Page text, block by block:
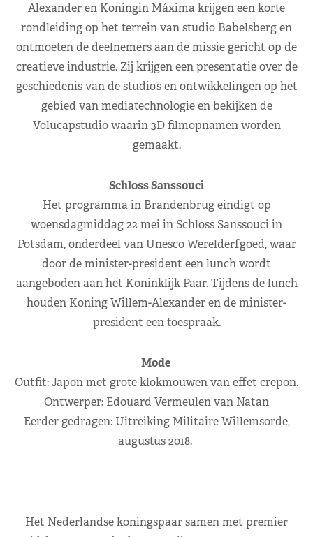
Alexander en Koningin Máxima krijgen een korte
rondleiding op het terrein van studio Babelsberg en
ontmoeten de deelnemers aan de missie gericht op de
creatieve industrie. Zij krijgen een presentatie over de
geschiedenis van de studio’s en ontwikkelingen op het
gebied van mediatechnologie en bekijken de
Volucapstudio waarin 3D filmopnamen worden
gemaakt.
Schloss Sanssouci
Het programma in Brandenbrug eindigt op
woensdagmiddag 22 mei in Schloss Sanssouci in
Potsdam, onderdeel van Unesco Werelderfgoed, waar
door de minister-president een lunch wordt
aangeboden aan het Koninklijk Paar. Tijdens de lunch
houden Koning Willem-Alexander en de minister-
president een toespraak.
Mode
Outfit: Japon met grote klokmouwen van effet crepon.
Ontwerper: Edouard Vermeulen van Natan
Eerder gedragen: Uitreiking Militaire Willemsorde,
augustus 2018.
Het Nederlandse koningspaar samen met premier